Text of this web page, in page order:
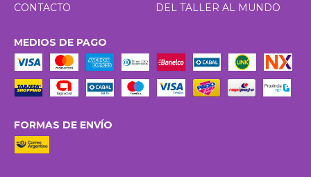
CONTACTO DEL TALLER AL MUNDO
MEDIOS DE PAGO
FORMAS DE ENVÍO